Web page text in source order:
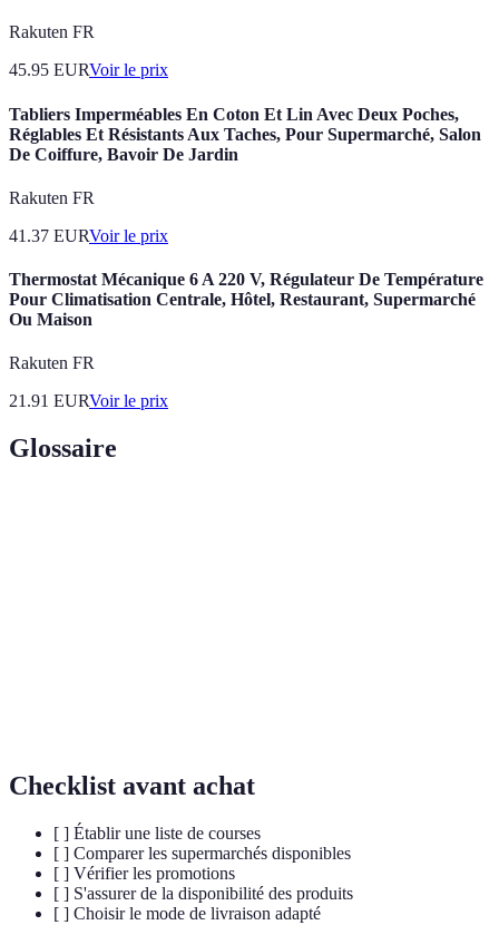
Rakuten FR
45.95 EURVoir le prix
Tabliers Imperméables En Coton Et Lin Avec Deux Poches,
Réglables Et Résistants Aux Taches, Pour Supermarché, Salon
De Coiffure, Bavoir De Jardin
Rakuten FR
41.37 EURVoir le prix
Thermostat Mécanique 6 A 220 V, Régulateur De Température
Pour Climatisation Centrale, Hôtel, Restaurant, Supermarché
Ou Maison
Rakuten FR
21.91 EURVoir le prix
Glossaire
Checklist avant achat
[ ] Établir une liste de courses
[ ] Comparer les supermarchés disponibles
[ ] Vérifier les promotions
[ ] S'assurer de la disponibilité des produits
[ ] Choisir le mode de livraison adapté